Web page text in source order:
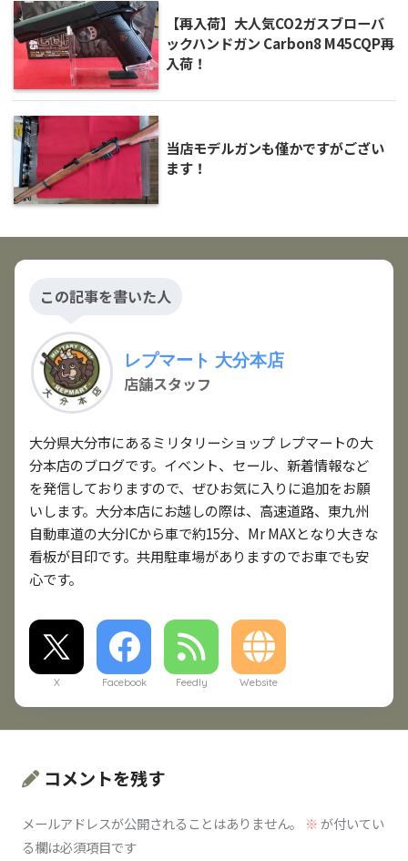
【再入荷】大人気CO2ガスブローバ
ックハンドガン Carbon8 M45CQP再
入荷！
当店モデルガンも僅かですがござい
ます！
この記事を書いた人
レプマート 大分本店
店舗スタッフ
大分県大分市にあるミリタリーショップ レプマートの大
分本店のブログです。イベント、セール、新着情報など
を発信しておりますので、ぜひお気に入りに追加をお願
いします。大分本店にお越しの際は、高速道路、東九州
自動車道の大分ICから車で約15分、Mr MAXとなり大きな
看板が目印です。共用駐車場がありますのでお車でも安
心です。
X Facebook Feedly Website
コメントを残す
メールアドレスが公開されることはありません。 ※が付いてい
る欄は必須項目です